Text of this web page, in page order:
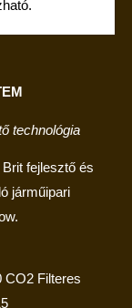
technológia
Britfejlesztő és
járműipari
CO2 Filteres